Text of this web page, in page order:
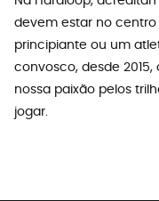
devem estar no centro
principiante ou um
convosco, desde
nossa paixão pelos
jogar.